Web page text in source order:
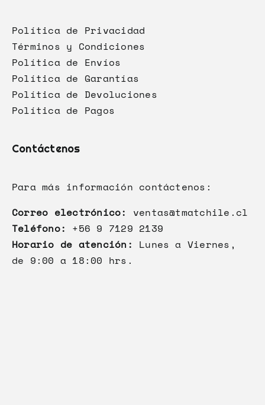
Política de Privacidad
Términos y Condiciones
Política de Envíos
Política de Garantías
Política de Devoluciones
Política de Pagos
Contáctenos
Para más información contáctenos:
Correo electrónico:
ventas@tmatchile.cl
Teléfono: +56 9 7129 2139
Horario de atención: Lunes a Viernes,
de 9:00 a 18:00 hrs.